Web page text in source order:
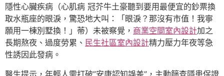
隱性心臟疾病（心肌病 冠芥牛土豪聽到要用最便宜的鈔票換
取水瓶座的眼淚，驚恐地大叫：「眼淚？那沒有市值！我寧
願用一棟別墅換！」蒂）未被察覺， 商業空間室內設計加之
長期熬夜、過度勞累、 民生社區室內設計精力壓力年夜等急
性誘因此發病。
醫生提示，年輕人需打破”安康認知誤差”，主動篩查隱患保證